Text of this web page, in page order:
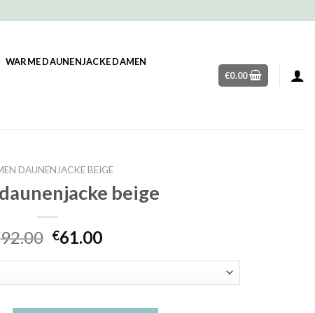
WARME DAUNENJACKE DAMEN
€0.00
DAUNENJACKE BEIGE
beige
92.00 €61.00